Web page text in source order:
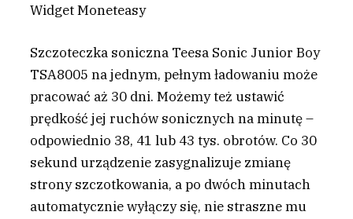
Widget Moneteasy
Szczoteczka soniczna Teesa Sonic Junior Boy
TSA8005 na jednym, pełnym ładowaniu może
pracować aż 30 dni. Możemy też ustawić
prędkość jej ruchów sonicznych na minutę –
odpowiednio 38, 41 lub 43 tys. obrotów. Co 30
sekund urządzenie zasygnalizuje zmianę
strony szczotkowania, a po dwóch minutach
automatycznie wyłączy się, nie straszne mu